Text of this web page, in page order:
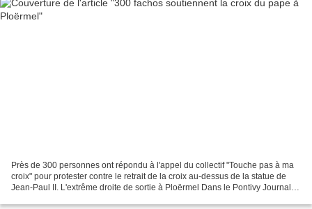
Près de 300 personnes ont répondu à l'appel du collectif "Touche pas à ma
croix" pour protester contre le retrait de la croix au-dessus de la statue de
Jean-Paul II. L'extrême droite de sortie à Ploërmel Dans le Pontivy Journal